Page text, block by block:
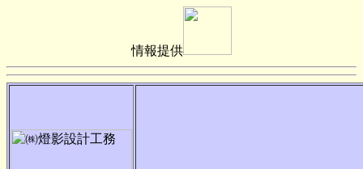
情報提供